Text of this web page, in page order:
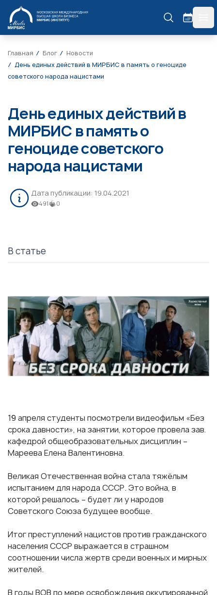
МИРБИС
Главная Блог
Новости
День единых действий в МИРБИС в память о геноциде
советского народа нацистами
День единых действий в
МИРБИС в память о
геноциде советского
народа нацистами
Дата публикации: 19.04.2021
491 0
В статье
19 апреля студенты посмотрели видеофильм «Без
срока давности», на занятии, которое провела зав.
кафедрой общеобразовательных дисциплин –
Мареева Елена Валентиновна.
Великая Отечественная война стала тяжёлым
испытанием для народа СССР. Это война, в
которой решалось – будет ли у народов
Советского Союза будущее вообще.
Итог преступлений нацистов против гражданского
населения СССР выражается в страшном
соотношении числа жертв среди военных и мирных
жителей.
В годы ВОВ по мере освобождения оккупированной